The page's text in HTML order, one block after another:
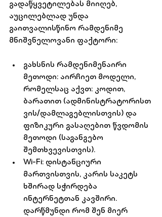
გადაწყვეტილებას მიიღებ,
აუცილებლად უნდა
გაითვალისწინო რამდენიმე
მნიშვნელოვანი ფაქტორი:
გახსნის რამდენიმენაირი
მეთოდი: აირჩიეთ მოდელი,
რომელსაც აქვთ: კოდით,
ბარათით (ადმინისტრატორისთ
ვის/დამლაგებლისთვის) და
ფიზიკური გასაღებით წვდომის
მეთოდი (საგანგებო
შემთხვევისთვის).
Wi-Fi: დისტანციური
მართვისთვის, კარის საკეტს
ხშირად სჭირდება
ინტერნეტთან კავშირი.
დარწმუნდი რომ შენ მიერ